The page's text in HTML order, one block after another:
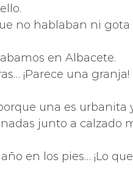
no hablaban ni gota
en Albacete.
¡Parece una granja!
una es urbanita
junto a calzado
en los pies… ¡Lo que